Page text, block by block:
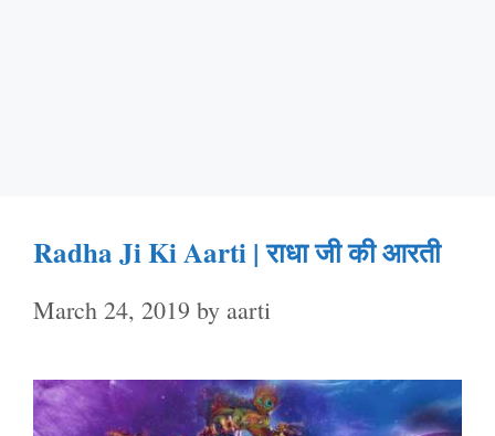
Radha Ji Ki Aarti | राधा जी की आरती
March 24, 2019 by aarti